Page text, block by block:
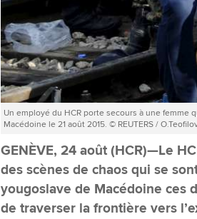
Un employé du HCR porte secours à une femme
Macédoine le 21 août 2015. © REUTERS /
GENÈVE, 24 août (HCR)—Le
des scènes de chaos qui se
yougoslave de Macédoine ces
de traverser la frontière vers